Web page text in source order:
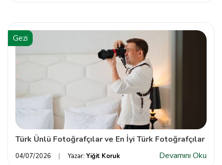
Gezi
Türk Ünlü Fotoğrafçılar ve En İyi Türk Fotoğrafçılar
04/07/2026 Yazar: Yiğit Koruk Devamını Oku